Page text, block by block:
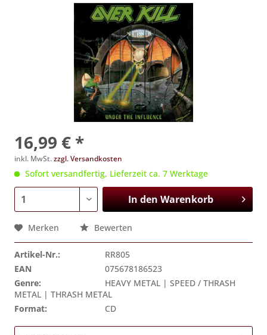
16,99 € *
inkl. MwSt.zzgl. Versandkosten
Sofort versandfertig, Lieferzeit ca. 7 Werktage
In denWarenkorb
Merken Bewerten
Artikel-Nr.:
RR805
EAN
075678186523
Genre:
HEAVY METAL | SPEED / THRASH
METAL | THRASH METAL
Format:
CD